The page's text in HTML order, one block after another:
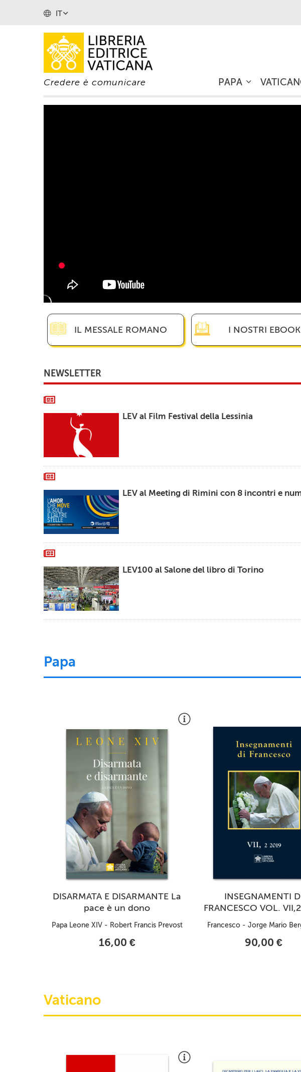
IT
Credere è comunicare PAPA
IL MESSALE ROMANO I NOSTRI EBOOK
NEWSLETTER
LEV al Film Festival della Lessinia
LEV al Meeting di Rimini con 8 incontri e
LEV100 al Salone del libro di Torino
Papa
DISARMATA E DISARMANTE La
pace è un dono
Papa Leone XIV - Robert Francis Prevost
16,00 €
INSEGNAMENTI
FRANCESCO VOL.
Francesco - Jorge Mario
90,00 €
Vaticano